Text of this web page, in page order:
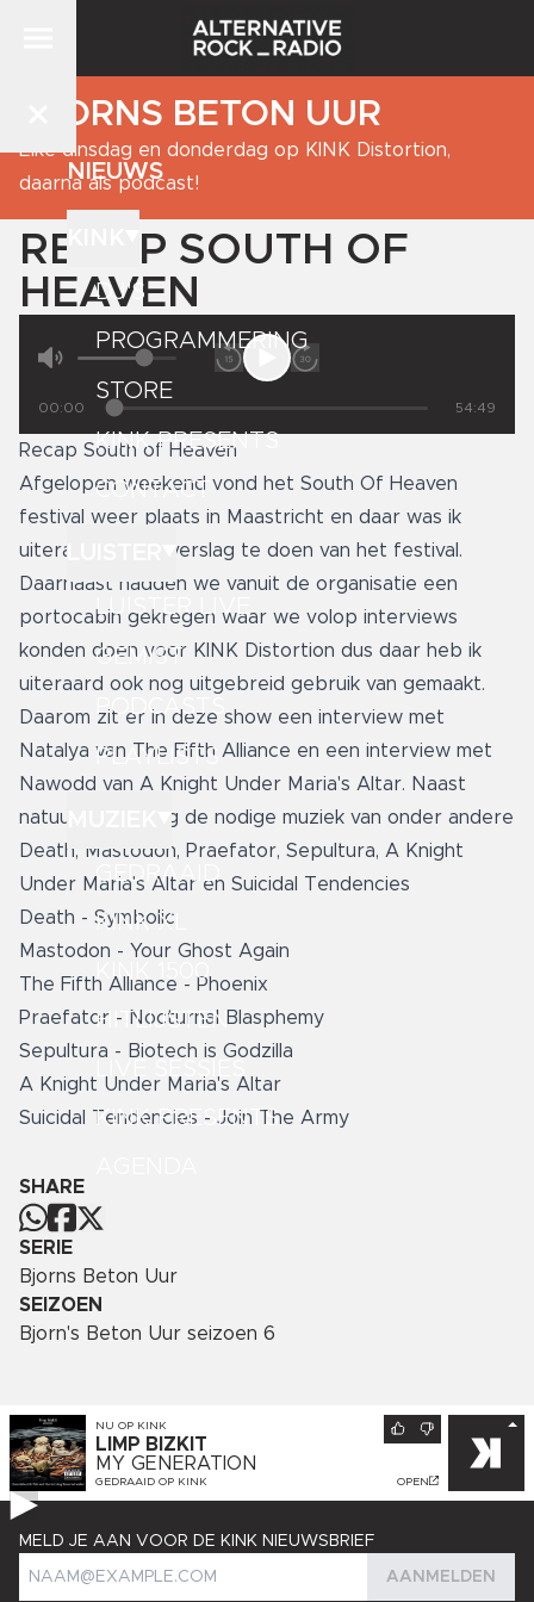
NIEUWS
DJ'S
PROGRAMMERING
STORE
KINK PRESENTS
CONTACT
LUISTER LIVE
GEMIST
PODCASTS
PLAYLISTS
GEDRAAID
KINK XL
KINK 1500
HITLIJSTEN
KINK PRESENTS
BJORNS BETON UUR
Elke dinsdag en donderdag op KINK Distortion,
daarna als podcast!
RECAP SOUTH OF
HEAVEN
00:00 54:49
Recap South of Heaven
Afgelopen weekend vond het South Of Heaven
festival weer plaats in Maastricht en daar was ik
uiteraard bij om verslag te doen van het festival.
Daarnaast hadden we vanuit de organisatie een
portocabin gekregen waar we volop interviews
konden doen voor KINK Distortion dus daar heb ik
uiteraard ook nog uitgebreid gebruik van gemaakt.
Daarom zit er in deze show een interview met
Natalya van The Fifth Alliance en een interview met
Nawodd van A Knight Under Maria's Altar. Naast
natuurlijk ook nog de nodige muziek van onder andere
Death, Mastodon, Praefator, Sepultura, A Knight
Under Maria's Altar en Suicidal Tendencies
Death - Symbolic
Mastodon - Your Ghost Again
The Fifth Alliance - Phoenix
Praefator - Nocturnal Blasphemy
Sepultura - Biotech is Godzilla
A Knight Under Maria's Altar
Suicidal Tendencies - Join The Army
SHARE
SERIE
Bjorns Beton Uur
SEIZOEN
Bjorn's Beton Uur seizoen 6
NU OP KINK
LIMP BIZKIT
MY GENERATION
GEDRAAID OP KINK OPEN
MELD JE AAN VOOR DE KINK NIEUWSBRIEF
AANMELDEN